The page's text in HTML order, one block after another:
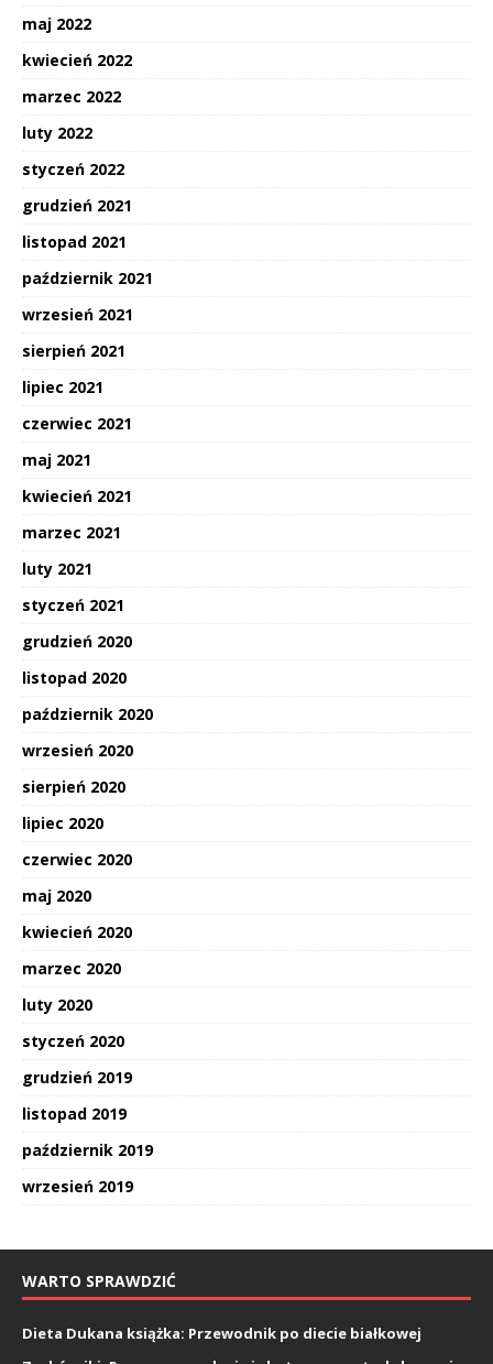
maj 2022
kwiecień 2022
marzec 2022
luty 2022
styczeń 2022
grudzień 2021
listopad 2021
październik 2021
wrzesień 2021
sierpień 2021
lipiec 2021
czerwiec 2021
maj 2021
kwiecień 2021
marzec 2021
luty 2021
styczeń 2021
grudzień 2020
listopad 2020
październik 2020
wrzesień 2020
sierpień 2020
lipiec 2020
czerwiec 2020
maj 2020
kwiecień 2020
marzec 2020
luty 2020
styczeń 2020
grudzień 2019
listopad 2019
październik 2019
wrzesień 2019
WARTO SPRAWDZIĆ
Dieta Dukana książka: Przewodnik po diecie białkowej